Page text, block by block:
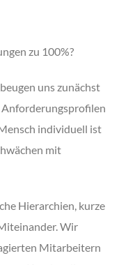
zu 100%?
uns zunächst
individuell ist
mit
Hierarchien, kurze
Wir
Mitarbeitern